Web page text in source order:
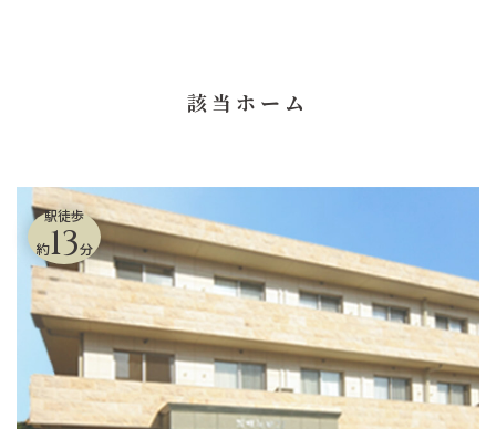
該当ホーム
駅徒歩
約13分